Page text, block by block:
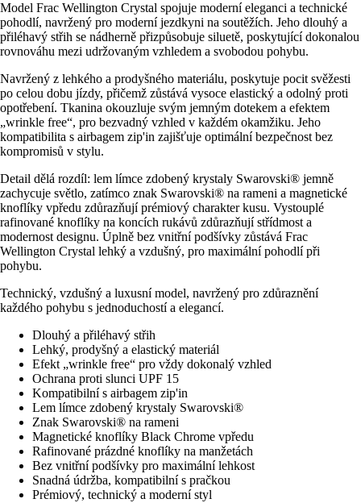
Model Frac Wellington Crystal spojuje moderní eleganci a technické
pohodlí, navržený pro moderní jezdkyni na soutěžích. Jeho dlouhý a
přiléhavý střih se nádherně přizpůsobuje siluetě, poskytující dokonalou
rovnováhu mezi udržovaným vzhledem a svobodou pohybu.
Navržený z lehkého a prodyšného materiálu, poskytuje pocit svěžesti
po celou dobu jízdy, přičemž zůstává vysoce elastický a odolný proti
opotřebení. Tkanina okouzluje svým jemným dotekem a efektem
„wrinkle free“, pro bezvadný vzhled v každém okamžiku. Jeho
kompatibilita s airbagem zip'in zajišťuje optimální bezpečnost bez
kompromisů v stylu.
Detail dělá rozdíl: lem límce zdobený krystaly Swarovski® jemně
zachycuje světlo, zatímco znak Swarovski® na rameni a magnetické
knoflíky vpředu zdůrazňují prémiový charakter kusu. Vystouplé
rafinované knoflíky na koncích rukávů zdůrazňují střídmost a
modernost designu. Úplně bez vnitřní podšívky zůstává Frac
Wellington Crystal lehký a vzdušný, pro maximální pohodlí při
pohybu.
Technický, vzdušný a luxusní model, navržený pro zdůraznění
každého pohybu s jednoduchostí a elegancí.
Dlouhý a přiléhavý střih
Lehký, prodyšný a elastický materiál
Efekt „wrinkle free“ pro vždy dokonalý vzhled
Ochrana proti slunci UPF 15
Kompatibilní s airbagem zip'in
Lem límce zdobený krystaly Swarovski®
Znak Swarovski® na rameni
Magnetické knoflíky Black Chrome vpředu
Rafinované prázdné knoflíky na manžetách
Bez vnitřní podšívky pro maximální lehkost
Snadná údržba, kompatibilní s pračkou
Prémiový, technický a moderní styl